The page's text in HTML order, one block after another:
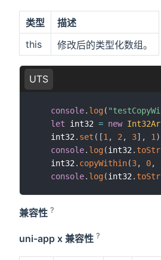
类型
描述
this
修改后的类型化数组。
UTS
console. log(
let int32 = new
    int32
. set ( [1 , 2 , 3] , 1 )
console. log(int32 .
    int32
. copyWithin(3, 0,
console. log(int32 .
兼容性 ?
uni-app x 兼容性 ?